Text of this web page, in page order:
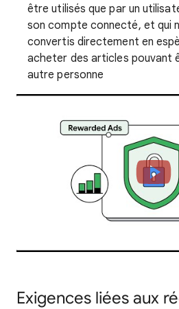
être utilisés que par un
son compte connecté, et qui
convertis directement en
acheter des articles pouvant
autre personne
Exigences liées aux